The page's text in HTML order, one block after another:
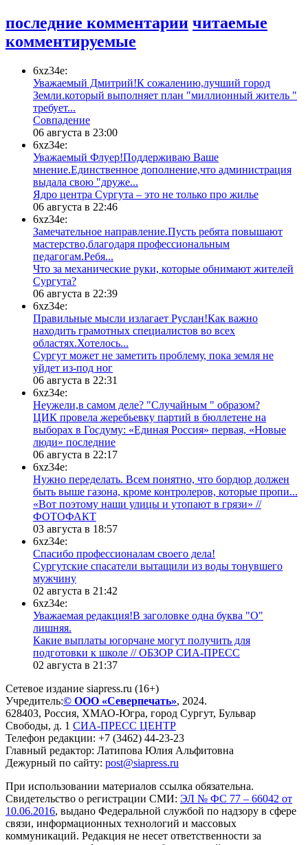
последние комментарии читаемые
комментируемые
6xz34e:
Уважаемый Дмитрий!К сожалению,лучший город
Земли.который выполняет план "миллионный житель "
требует...
​Совпадение
06 августа в 23:00
6xz34e:
Уважаемый Флуер!Поддерживаю Ваше
мнение.Единственное дополнение,что администрация
выдала свою "друже...
​Ядро центра Сургута ‒ это не только про жилье
06 августа в 22:46
6xz34e:
Замечательное направление.Пусть ребята повышают
мастерство,благодаря профессиональным
педагогам.Ребя...
​Что за механические руки, которые обнимают жителей
Сургута?
06 августа в 22:39
6xz34e:
Правильные мысли излагает Руслан!Как важно
находить грамотных специалистов во всех
областях.Хотелось...
Сургут может не заметить проблему, пока земля не
уйдет из-под ног
06 августа в 22:31
6xz34e:
Неужели,в самом деле? "Случайным " образом?
ЦИК провела жеребьевку партий в бюллетене на
выборах в Госдуму: «Единая Россия» первая, «Новые
люди» последние
06 августа в 22:17
6xz34e:
Нужно переделать. Всем понятно, что бордюр должен
быть выше газона, кроме контролеров, которые пропи...
«Вот поэтому наши улицы и утопают в грязи» //
ФОТОФАКТ
03 августа в 18:57
6xz34e:
Спасибо профессионалам своего дела!
Сургутские спасатели вытащили из воды тонувшего
мужчину
02 августа в 21:42
6xz34e:
Уважаемая редакция!В заголовке одна буква "О"
лишняя.
Какие выплаты югорчане могут получить для
подготовки к школе // ОБЗОР СИА-ПРЕСС
02 августа в 21:37
Сетевое издание siapress.ru (16+)
Учредитель:© ООО «Северпечать», 2024.
628403, Россия, ХМАО-Югра, город Сургут, Бульвар
Свободы, д. 1 СИА-ПРЕСС ЦЕНТР
Телефон редакции: +7 (3462) 44-23-23
Главный редактор: Латипова Юлия Альфитовна
Дежурный по сайту: post@siapress.ru
При использовании материалов ссылка обязательна.
Свидетельство о регистрации СМИ: ЭЛ № ФС 77 – 66042 от
10.06.2016, выдано Федеральной службой по надзору в сфере
связи, информационных технологий и массовых
коммуникаций. Редакция не несет ответственности за